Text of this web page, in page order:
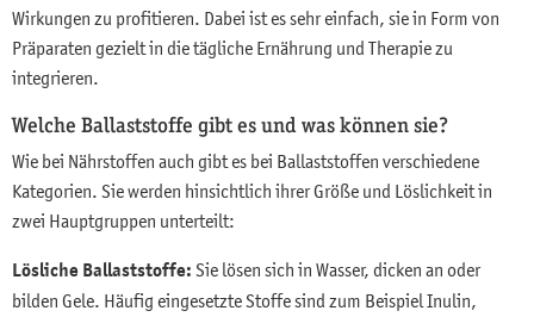
Wirkungen zu profitieren. Dabei ist es sehr einfach, sie in Form von
Präparaten gezielt in die tägliche Ernährung und Therapie zu
integrieren.
Welche Ballaststoffe gibt es und was können sie?
Wie bei Nährstoffen auch gibt es bei Ballaststoffen verschiedene
Kategorien. Sie werden hinsichtlich ihrer Größe und Löslichkeit in
zwei Hauptgruppen unterteilt:
Lösliche Ballaststoffe: Sie lösen sich in Wasser, dicken an oder
bilden Gele. Häufig eingesetzte Stoffe sind zum Beispiel Inulin,